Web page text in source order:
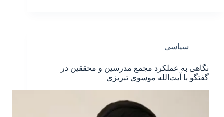
سیاسی
نگاهی به عملکرد مجمع مدرسین و محققین در
گفتگو با آیت‌الله موسوی تبریزی